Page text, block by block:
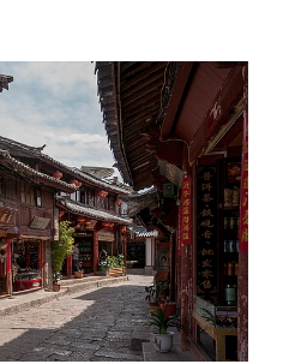
ceny
przewozów
Turbobus